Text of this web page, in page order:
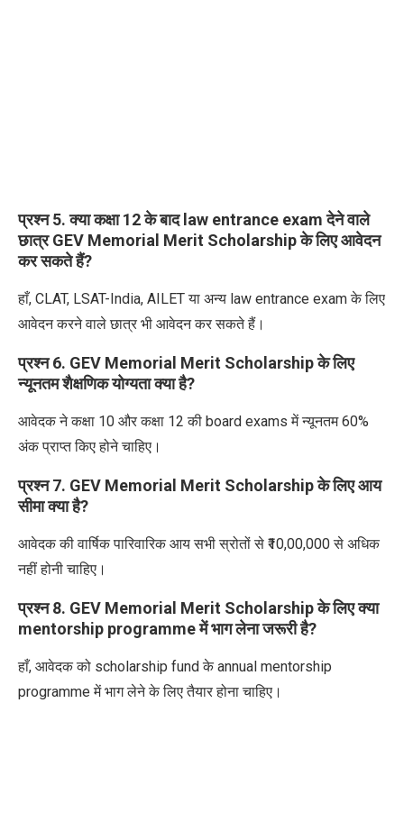
प्रश्न 5. क्या कक्षा 12 के बाद law entrance exam देने वाले
छात्र GEV Memorial Merit Scholarship के लिए आवेदन
कर सकते हैं?
हाँ, CLAT, LSAT-India, AILET या अन्य law entrance exam के लिए
आवेदन करने वाले छात्र भी आवेदन कर सकते हैं।
प्रश्न 6. GEV Memorial Merit Scholarship के लिए
न्यूनतम शैक्षणिक योग्यता क्या है?
आवेदक ने कक्षा 10 और कक्षा 12 की board exams में न्यूनतम 60%
अंक प्राप्त किए होने चाहिए।
प्रश्न 7. GEV Memorial Merit Scholarship के लिए आय
सीमा क्या है?
आवेदक की वार्षिक पारिवारिक आय सभी स्रोतों से ₹10,00,000 से अधिक
नहीं होनी चाहिए।
प्रश्न 8. GEV Memorial Merit Scholarship के लिए क्या
mentorship programme में भाग लेना जरूरी है?
हाँ, आवेदक को scholarship fund के annual mentorship
programme में भाग लेने के लिए तैयार होना चाहिए।